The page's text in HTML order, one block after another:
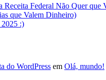
Receita Federal Não Quer que
que Valem Dinheiro)
:)
do WordPress em Olá, mundo!